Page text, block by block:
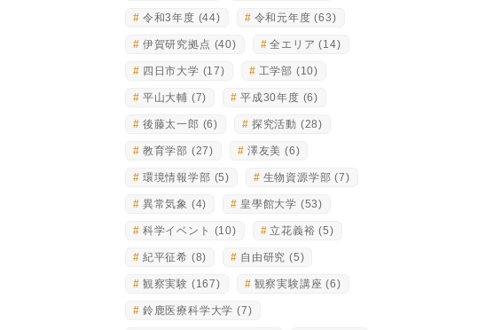
令和3年度 (44) 令和元年度 (63)
伊賀研究拠点 (40) 全エリア (14)
四日市大学 (17) 工学部 (10)
平山大輔 (7) 平成30年度 (6)
後藤太一郎 (6) 探究活動 (28)
教育学部 (27) 澤友美 (6)
環境情報学部 (5) 生物資源学部 (7)
異常気象 (4) 皇學館大学 (53)
科学イベント (10) 立花義裕 (5)
紀平征希 (8) 自由研究 (5)
観察実験 (167) 観察実験講座 (6)
鈴鹿医療科学大学 (7)